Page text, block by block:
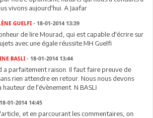
vivons aujourd'hui. A Jaafar
GUELFI - 18-01-2014 13:39
de lire Mourad, qui est capable d'écrire sur
avec une égale réussite.MH Guelfi
BASLI - 18-01-2014 13:44
a parfaitement raison. Il faut faire preuve de
rien attendre en retour. Nous nous devons
hauteur de l'évènement. N BASLI
01-2014 14:45
et en parcourant les commentaires, on